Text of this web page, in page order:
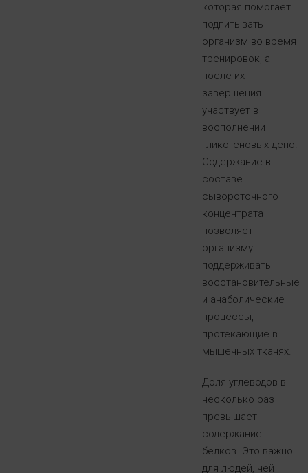
которая помогает
подпитывать
организм во время
тренировок, а
после их
завершения
участвует в
восполнении
гликогеновых депо.
Содержание в
составе
сывороточного
концентрата
позволяет
организму
поддерживать
восстановительные
и анаболические
процессы,
протекающие в
мышечных тканях.
Доля углеводов в
несколько раз
превышает
содержание
белков. Это важно
для людей, чей